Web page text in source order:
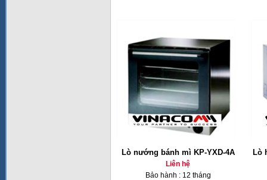
Lò nướng bánh mì KP-YXD-4A
Liên hệ
Bảo hành : 12 tháng
Lò